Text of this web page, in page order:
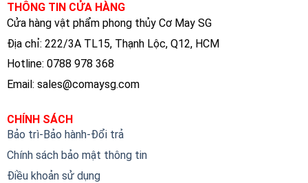
THÔNG TIN CỬA HÀNG
Cửa hàng vật phẩm phong thủy Cơ May SG
Địa chỉ: 222/3A TL15, Thạnh Lộc, Q12, HCM
Hotline: 0788 978 368
Email: sales@comaysg.com
CHÍNH SÁCH
Bảo trì-Bảo hành-Đổi trả
Chính sách bảo mật thông tin
Điều khoản sử dụng